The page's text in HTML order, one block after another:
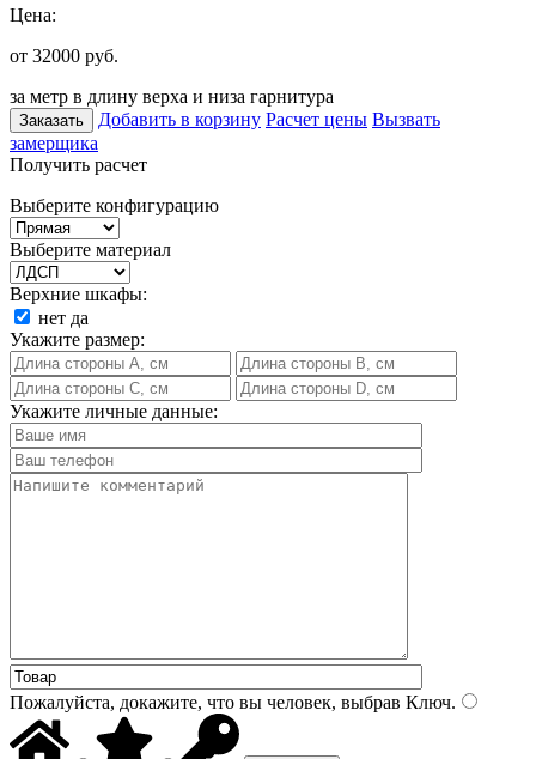
Цена:
от 32000 руб.
за метр в длину верха и низа гарнитура
Заказать Добавить в корзину Расчет цены Вызвать
замерщика
Получить расчет
Выберите конфигурацию
Выберите материал
Верхние шкафы:
нет да
Укажите размер:
Укажите личные данные:
Пожалуйста, докажите, что вы человек, выбрав Ключ.